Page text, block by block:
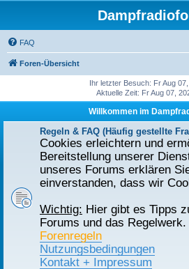
FAQ
Foren-Übersicht
Ihr letzter Besuch: Fr Aug
Aktuelle Zeit: Fr Aug 07,
Willkommen im
Regeln & FAQ (Häufig gestellte
Cookies erleichtern und
Bereitstellung unserer
unseres Forums erklären
einverstanden, dass wir
Wichtig: Hier gibt es Tipps
Forums und das
Forenregeln
Nutzungsbedingungen
Kontakt + Impressum